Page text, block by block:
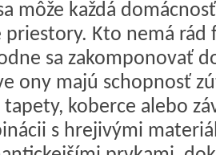
môže každá
priestory. Kto nemá rád
sa zakomponovať
ony majú schopnosť
koberce alebo
s hrejivými